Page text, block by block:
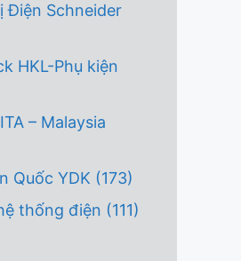
Điện Schneider
HKL-Phụ kiện
– Malaysia
Quốc YDK (173)
thống điện (111)